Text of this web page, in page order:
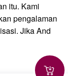
itu. Kami
pengalaman
Jika And